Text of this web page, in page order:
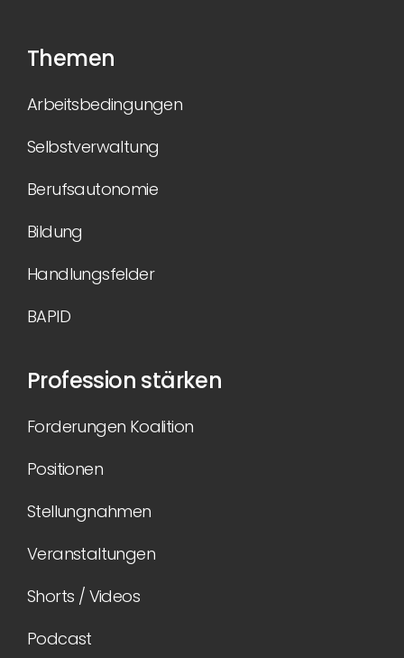
Themen
Arbeitsbedingungen
Selbstverwaltung
Berufsautonomie
Bildung
Handlungsfelder
BAPID
Profession stärken
Forderungen Koalition
Positionen
Stellungnahmen
Veranstaltungen
Shorts / Videos
Podcast